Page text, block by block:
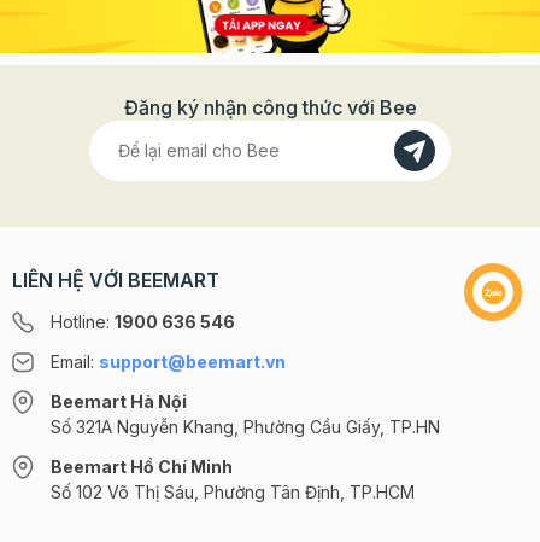
Đăng ký nhận công thức với Bee
LIÊN HỆ VỚI BEEMART
Hotline: 1900 636 546
Email: support@beemart.vn
Beemart Hà Nội
Số 321A Nguyễn Khang, Phường Cầu Giấy, TP.HN
Beemart Hồ Chí Minh
Số 102 Võ Thị Sáu, Phường Tân Định, TP.HCM